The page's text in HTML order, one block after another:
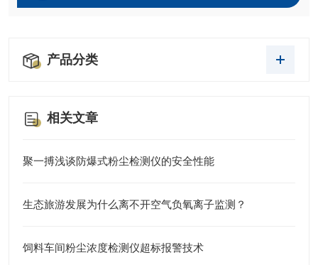
产品分类
相关文章
聚一搏浅谈防爆式粉尘检测仪的安全性能
生态旅游发展为什么离不开空气负氧离子监测？
饲料车间粉尘浓度检测仪超标报警技术